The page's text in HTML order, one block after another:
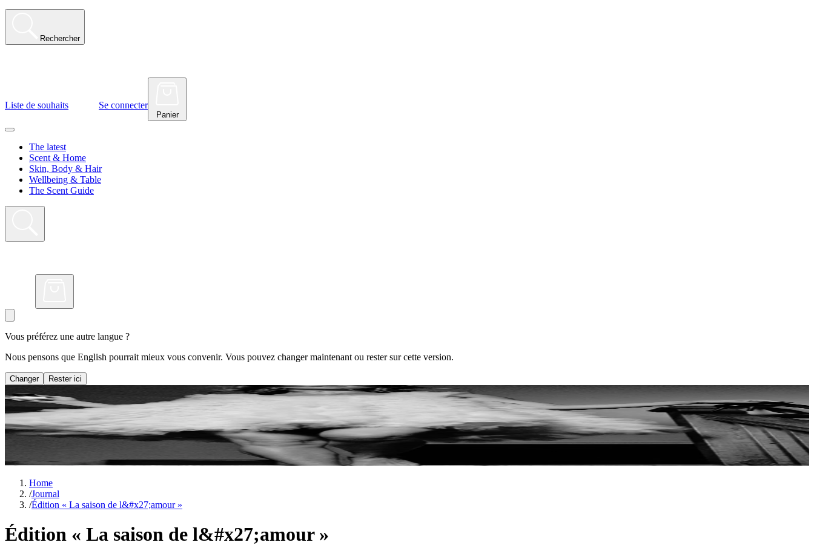
Rechercher
Liste de souhaits Se connecter
Panier
The latest
Scent & Home
Skin, Body & Hair
Wellbeing & Table
The Scent Guide
Vous préférez une autre langue ?
Nous pensons que English pourrait mieux vous convenir. Vous pouvez changer maintenant ou rester sur cette version.
Changer Rester ici
Home
/Journal
/Édition « La saison de l&#x27;amour »
Édition « La saison de l&#x27;amour »